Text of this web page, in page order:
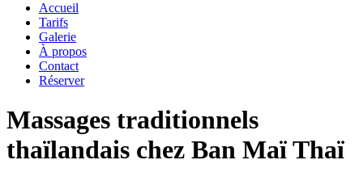
Accueil
Tarifs
Galerie
À propos
Contact
Réserver
Massages traditionnels
thaïlandais chez Ban Maï Thaï